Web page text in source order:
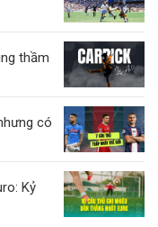
thầm
có
Kỷ